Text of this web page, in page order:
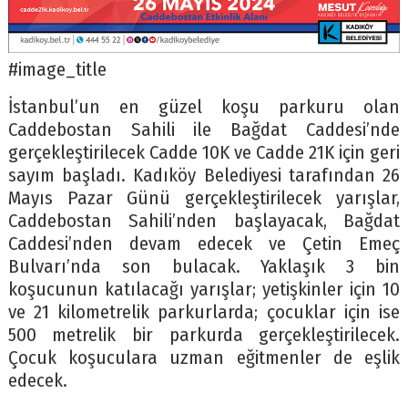
#image_title
İstanbul’un en güzel koşu parkuru olan
Caddebostan Sahili ile Bağdat Caddesi’nde
gerçekleştirilecek Cadde 10K ve Cadde 21K için geri
sayım başladı. Kadıköy Belediyesi tarafından 26
Mayıs Pazar Günü gerçekleştirilecek yarışlar,
Caddebostan Sahili’nden başlayacak, Bağdat
Caddesi’nden devam edecek ve Çetin Emeç
Bulvarı’nda son bulacak. Yaklaşık 3 bin
koşucunun katılacağı yarışlar; yetişkinler için 10
ve 21 kilometrelik parkurlarda; çocuklar için ise
500 metrelik bir parkurda gerçekleştirilecek.
Çocuk koşuculara uzman eğitmenler de eşlik
edecek.